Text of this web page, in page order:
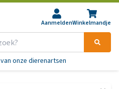
AanmeldenWinkelmandje
van onze dierenartsen